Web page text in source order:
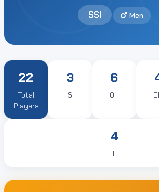
SSI Men
22
Total
Players
3
S
6
OH
4
L